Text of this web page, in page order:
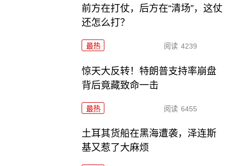
前方在打仗，后方在“清场”，这仗
还怎么打？
最热 阅读 4239
惊天大反转！特朗普支持率崩盘
背后竟藏致命一击
最热 阅读 6455
土耳其货船在黑海遭袭，泽连斯
基又惹了大麻烦